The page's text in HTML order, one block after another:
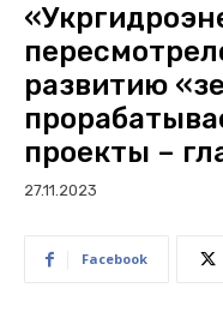
развитию
проекты –
27.11.2023
Facebook